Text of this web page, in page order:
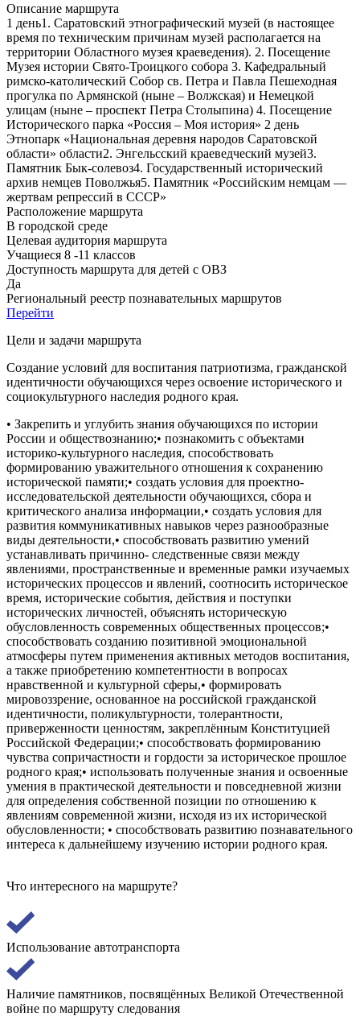
Описание маршрута
1 день1. Саратовский этнографический музей (в настоящее
время по техническим причинам музей располагается на
территории Областного музея краеведения). 2. Посещение
Музея истории Свято-Троицкого собора 3. Кафедральный
римско-католический Собор св. Петра и Павла Пешеходная
прогулка по Армянской (ныне – Волжская) и Немецкой
улицам (ныне – проспект Петра Столыпина) 4. Посещение
Исторического парка «Россия – Моя история» 2 день
Этнопарк «Национальная деревня народов Саратовской
области» области2. Энгельсский краеведческий музей3.
Памятник Бык-солевоз4. Государственный исторический
архив немцев Поволжья5. Памятник «Российским немцам —
жертвам репрессий в СССР»
Расположение маршрута
В городской среде
Целевая аудитория маршрута
Учащиеся 8 -11 классов
Доступность маршрута для детей с ОВЗ
Да
Региональный реестр познавательных маршрутов
Перейти
Цели и задачи маршрута
Создание условий для воспитания патриотизма, гражданской
идентичности обучающихся через освоение исторического и
социокультурного наследия родного края.
• Закрепить и углубить знания обучающихся по истории
России и обществознанию;• познакомить с объектами
историко-культурного наследия, способствовать
формированию уважительного отношения к сохранению
исторической памяти;• создать условия для проектно-
исследовательской деятельности обучающихся, сбора и
критического анализа информации,• создать условия для
развития коммуникативных навыков через разнообразные
виды деятельности,• способствовать развитию умений
устанавливать причинно- следственные связи между
явлениями, пространственные и временные рамки изучаемых
исторических процессов и явлений, соотносить историческое
время, исторические события, действия и поступки
исторических личностей, объяснять историческую
обусловленность современных общественных процессов;•
способствовать созданию позитивной эмоциональной
атмосферы путем применения активных методов воспитания,
а также приобретению компетентности в вопросах
нравственной и культурной сферы,• формировать
мировоззрение, основанное на российской гражданской
идентичности, поликультурности, толерантности,
приверженности ценностям, закреплённым Конституцией
Российской Федерации;• способствовать формированию
чувства сопричастности и гордости за историческое прошлое
родного края;• использовать полученные знания и освоенные
умения в практической деятельности и повседневной жизни
для определения собственной позиции по отношению к
явлениям современной жизни, исходя из их исторической
обусловленности; • способствовать развитию познавательного
интереса к дальнейшему изучению истории родного края.
Что интересного на маршруте?
Использование автотранспорта
Наличие памятников, посвящённых Великой Отечественной
войне по маршруту следования